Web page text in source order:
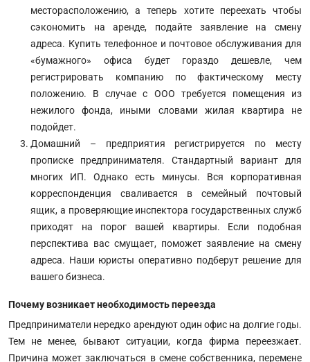
месторасположению, а теперь хотите переехать чтобы
сэкономить на аренде, подайте заявление на смену
адреса. Купить телефонное и почтовое обслуживания для
«бумажного» офиса будет гораздо дешевле, чем
регистрировать компанию по фактическому месту
положению. В случае с ООО требуется помещения из
нежилого фонда, иными словами жилая квартира не
подойдет.
Домашний – предприятия регистрируется по месту
прописке предпринимателя. Стандартный вариант для
многих ИП. Однако есть минусы. Вся корпоративная
корреспонденция сваливается в семейный почтовый
ящик, а проверяющие инспектора государственных служб
приходят на порог вашей квартиры. Если подобная
перспектива вас смущает, поможет заявление на смену
адреса. Наши юристы оперативно подберут решение для
вашего бизнеса.
Почему возникает необходимость переезда
Предприниматели нередко арендуют один офис на долгие годы.
Тем не менее, бывают ситуации, когда фирма переезжает.
Причина может заключаться в смене собственника, перемене